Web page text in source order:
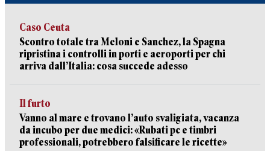
Caso Ceuta
Scontro totale tra Meloni e Sanchez, la Spagna
ripristina i controlli in porti e aeroporti per chi
arriva dall’Italia: cosa succede adesso
Il furto
Vanno al mare e trovano l’auto svaligiata, vacanza
da incubo per due medici: «Rubati pc e timbri
professionali, potrebbero falsificare le ricette»